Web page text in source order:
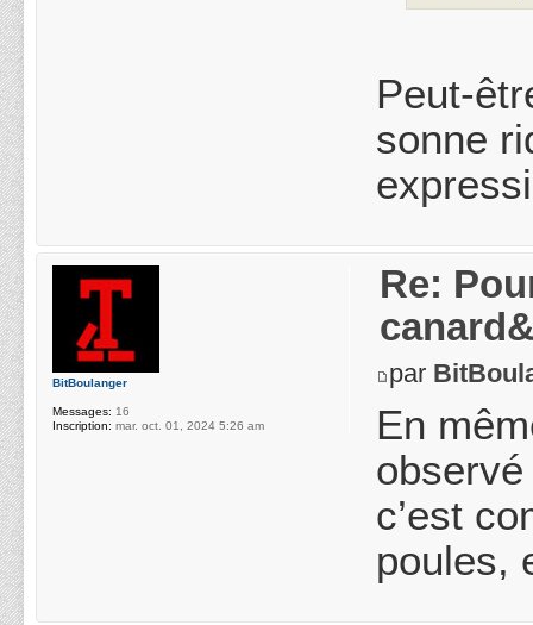
Peut-
sonne
Re:
par
En
c’est
poules,
BitBoulanger
Messages: 16
Inscription: mar. oct. 01, 2024 5:26 am